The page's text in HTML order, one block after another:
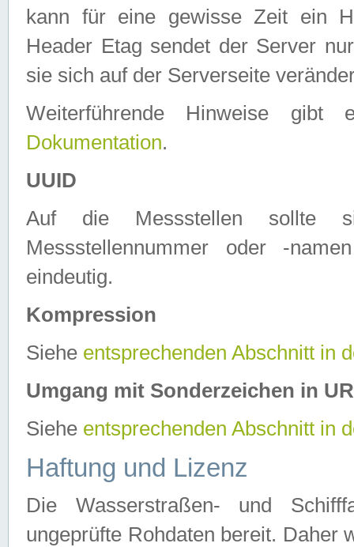
kann für eine gewisse Zeit ein
Header Etag sendet der Server
sie sich auf der Serverseite
Weiterführende Hinweise
Dokumentation.
UUID
Auf die Messstellen sollte
Messstellennummer oder -
eindeutig.
Kompression
Siehe entsprechenden Abschnitt in
Umgang mit Sonderzeichen in
Siehe entsprechenden Abschnitt in
Haftung und Lizenz
Die Wasserstraßen- und
ungeprüfte Rohdaten bereit. Daher